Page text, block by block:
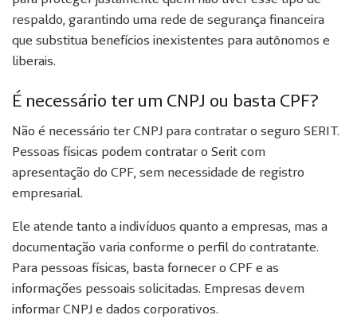
respaldo, garantindo uma rede de segurança financeira
que substitua benefícios inexistentes para autônomos e
liberais.
É necessário ter um CNPJ ou basta CPF?
Não é necessário ter CNPJ para contratar o seguro SERIT.
Pessoas físicas podem contratar o Serit com
apresentação do CPF, sem necessidade de registro
empresarial.
Ele atende tanto a indivíduos quanto a empresas, mas a
documentação varia conforme o perfil do contratante.
Para pessoas físicas, basta fornecer o CPF e as
informações pessoais solicitadas. Empresas devem
informar CNPJ e dados corporativos.